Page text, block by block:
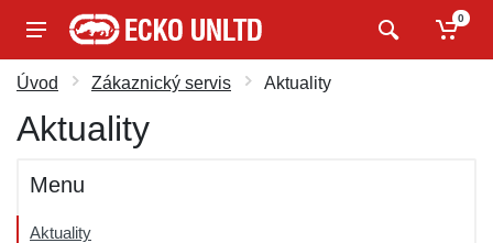
0
Úvod Zákaznický servis Aktuality
Aktuality
Menu
Aktuality